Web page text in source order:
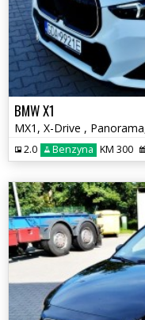
BMW X1
2.0 Benzyna KM 300